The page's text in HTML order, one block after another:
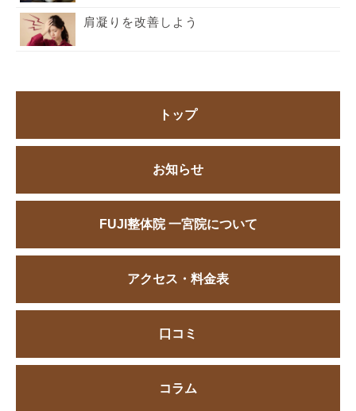
肩凝りを改善しよう
トップ
お知らせ
FUJI整体院 一宮院について
アクセス・料金表
口コミ
コラム